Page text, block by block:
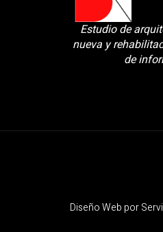
Estudio de
nueva y
de
Diseño Web por